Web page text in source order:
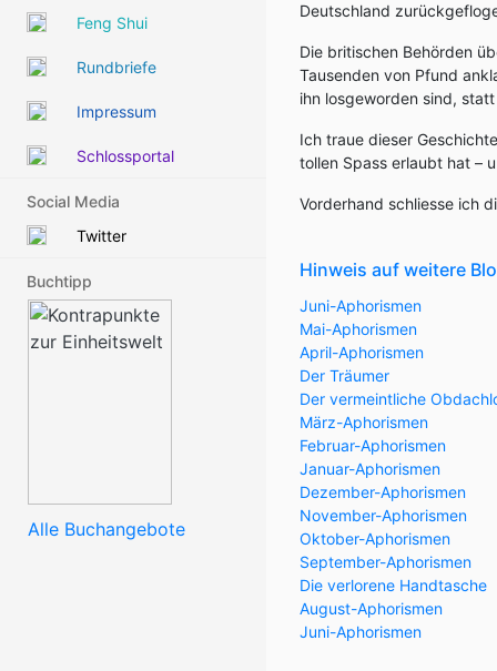
Feng Shui
Rundbriefe
Impressum
Schlossportal
Social Media
Twitter
Buchtipp
Alle Buchangebote
Deutschland
Die britischen Behörden
Tausenden von Pfund
ihn losgeworden sind,
Ich traue dieser
tollen Spass erlaubt hat –
Vorderhand schliesse ich
Hinweis auf weitere
Juni-Aphorismen
Mai-Aphorismen
April-Aphorismen
Der Träumer
Der vermeintliche
März-Aphorismen
Februar-Aphorismen
Januar-Aphorismen
Dezember-Aphorismen
November-Aphorismen
Oktober-Aphorismen
September-Aphorismen
Die verlorene Handtasche
August-Aphorismen
Juni-Aphorismen